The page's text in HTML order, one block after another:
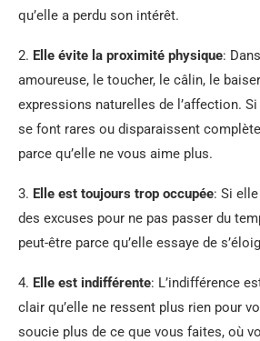
qu’elle a perdu son intérêt.
2. Elle évite la proximité physique:
amoureuse, le toucher, le câlin, le
expressions naturelles de l’affection.
se font rares ou disparaissent
parce qu’elle ne vous aime plus.
3. Elle est toujours trop occupée: Si
des excuses pour ne pas passer du
peut-être parce qu’elle essaye de
4. Elle est indifférente: L’indifférence
clair qu’elle ne ressent plus rien pour
soucie plus de ce que vous faites, où